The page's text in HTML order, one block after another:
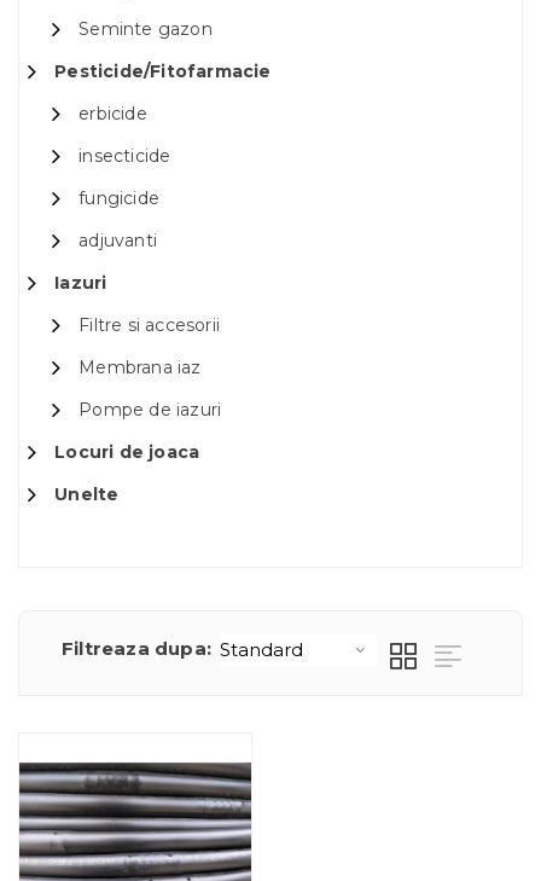
Seminte gazon
Pesticide/Fitofarmacie
erbicide
insecticide
fungicide
adjuvanti
Iazuri
Filtre si accesorii
Membrana iaz
Pompe de iazuri
Locuri de joaca
Unelte
Filtreaza dupa: